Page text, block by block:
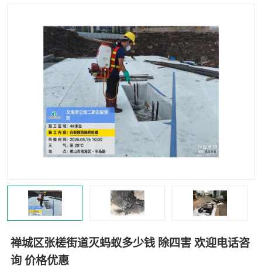
禅城区张槎街道灭蚂蚁多少钱 除四害 欢迎电话咨
询 价格优惠
佛山灭白蚁公司 佛山杀虫公司
佛山除四害公司 灭鼠
灭蜱虫 消杀
灭跳蚤
灭蟑螂
害虫防治 灭杀害虫